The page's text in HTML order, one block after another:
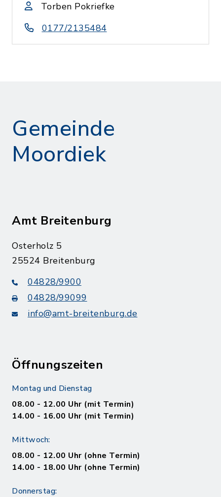
Torben Pokriefke
0177/2135484
Gemeinde
Moordiek
Amt Breitenburg
Osterholz 5
25524 Breitenburg
04828/9900
04828/99099
info@amt-breitenburg.de
Öffnungszeiten
Montag und Dienstag
08.00 - 12.00 Uhr (mit Termin)
14.00 - 16.00 Uhr (mit Termin)
Mittwoch:
08.00 - 12.00 Uhr (ohne Termin)
14.00 - 18.00 Uhr (ohne Termin)
Donnerstag: